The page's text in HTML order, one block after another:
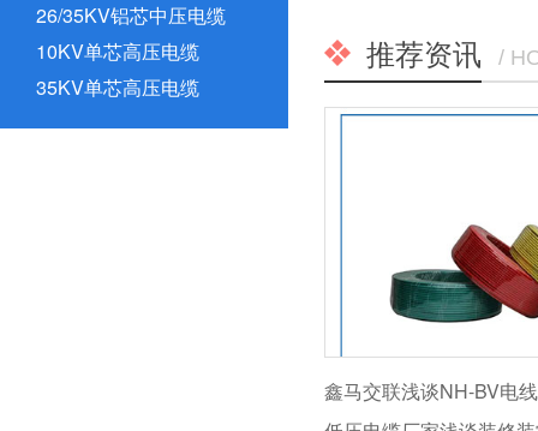
推荐资讯 /
鑫马交联浅谈NH-BV电
26/35KV铝芯中压电缆
10KV单芯高压电缆
35KV单芯高压电缆